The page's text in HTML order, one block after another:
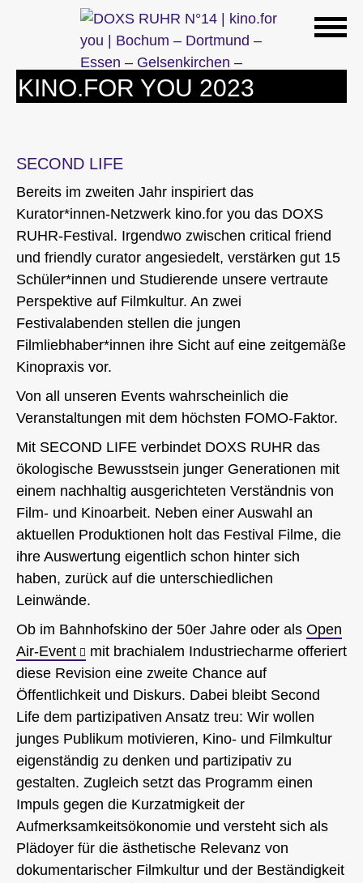
springen
KINO.FOR YOU 2023
SECOND LIFE
Bereits im zweiten Jahr inspiriert das
Kurator*innen-Netzwerk kino.for you das DOXS
RUHR-Festival. Irgendwo zwischen critical friend
und friendly curator angesiedelt, verstärken gut 15
Schüler*innen und Studierende unsere vertraute
Perspektive auf Filmkultur. An zwei
Festivalabenden stellen die jungen
Filmliebhaber*innen ihre Sicht auf eine zeitgemäße
Kinopraxis vor.
Von all unseren Events wahrscheinlich die
Veranstaltungen mit dem höchsten FOMO-Faktor.
Mit SECOND LIFE verbindet DOXS RUHR das
ökologische Bewusstsein junger Generationen mit
einem nachhaltig ausgerichteten Verständnis von
Film- und Kinoarbeit. Neben einer Auswahl an
aktuellen Produktionen holt das Festival Filme, die
ihre Auswertung eigentlich schon hinter sich
haben, zurück auf die unterschiedlichen
Leinwände.
Ob im Bahnhofskino der 50er Jahre oder als Open
Air-Event
mit brachialem Industriecharme offeriert
diese Revision eine zweite Chance auf
Öffentlichkeit und Diskurs. Dabei bleibt Second
Life dem partizipativen Ansatz treu: Wir wollen
junges Publikum motivieren, Kino- und Filmkultur
eigenständig zu denken und partizipativ zu
gestalten. Zugleich setzt das Programm einen
Impuls gegen die Kurzatmigkeit der
Aufmerksamkeitsökonomie und versteht sich als
Plädoyer für die ästhetische Relevanz von
dokumentarischer Filmkultur und der Beständigkeit